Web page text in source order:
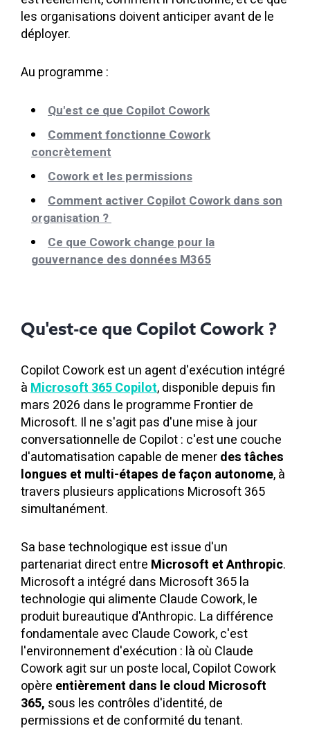
les organisations doivent anticiper avant de le
déployer.
Au programme :
Qu'est ce que Copilot Cowork
Comment fonctionne Cowork
concrètement
Cowork et les permissions
Comment activer Copilot Cowork dans son
organisation ?
Ce que Cowork change pour la
gouvernance des données M365
Qu'est-ce que Copilot Cowork ?
Copilot Cowork est un agent d'exécution intégré
àMicrosoft 365 Copilot, disponible depuis fin
mars 2026 dans le programme Frontier de
Microsoft. Il ne s'agit pas d'une mise à jour
conversationnelle de Copilot : c'est une couche
d'automatisation capable de menerdes tâches
longues et multi-étapes de façon autonome, à
travers plusieurs applications Microsoft 365
simultanément.
Sa base technologique est issue d'un
partenariat direct entre Microsoft et Anthropic.
Microsoft a intégré dans Microsoft 365 la
technologie qui alimente Claude Cowork, le
produit bureautique d'Anthropic. La différence
fondamentale avec Claude Cowork, c'est
l'environnement d'exécution : là où Claude
Cowork agit sur un poste local, Copilot Cowork
opère entièrement dans le cloud Microsoft
365, sous les contrôles d'identité, de
permissions et de conformité du tenant.